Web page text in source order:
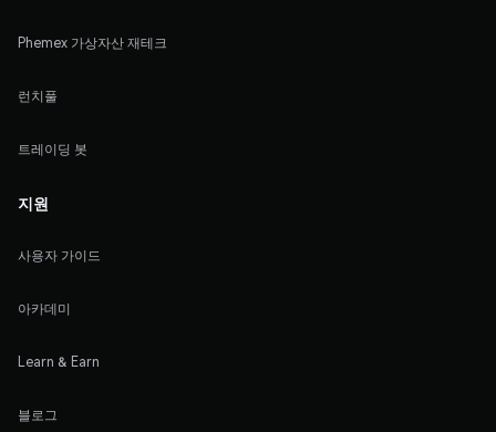
Phemex 가상자산 재테크
런치풀
트레이딩 봇
지원
사용자 가이드
아카데미
Learn & Earn
블로그